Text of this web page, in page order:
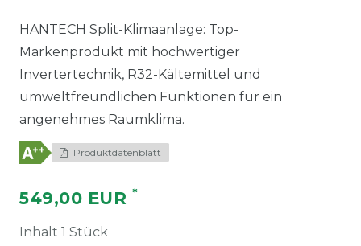
HANTECH Split-Klimaanlage: Top-
Markenprodukt mit hochwertiger
Invertertechnik, R32-Kältemittel und
umweltfreundlichen Funktionen für ein
angenehmes Raumklima.
Produktdatenblatt
549,00 EUR *
Inhalt 1 Stück